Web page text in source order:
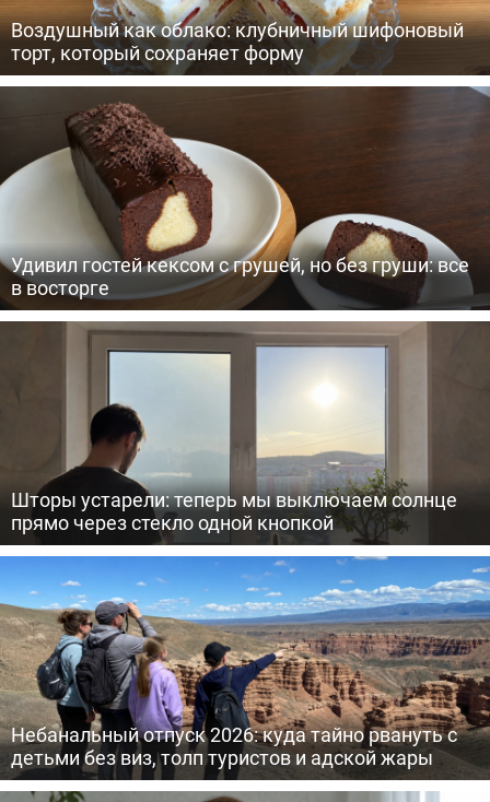
Воздушный как облако: клубничный шифоновый
торт, который сохраняет форму
Удивил гостей кексом с грушей, но без груши: все
в восторге
Шторы устарели: теперь мы выключаем солнце
прямо через стекло одной кнопкой
Небанальный отпуск 2026: куда тайно рвануть с
детьми без виз, толп туристов и адской жары